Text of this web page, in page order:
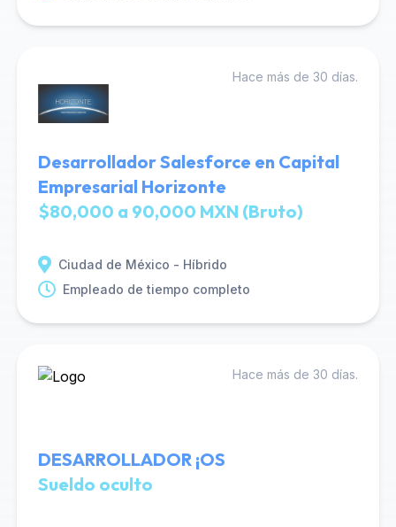
Hace más de 30 días.
Desarrollador Salesforce en Capital
Empresarial Horizonte
$80,000 a 90,000 MXN (Bruto)
Ciudad de México - Híbrido
Empleado de tiempo completo
Hace más de 30 días.
DESARROLLADOR ¡OS
Sueldo oculto